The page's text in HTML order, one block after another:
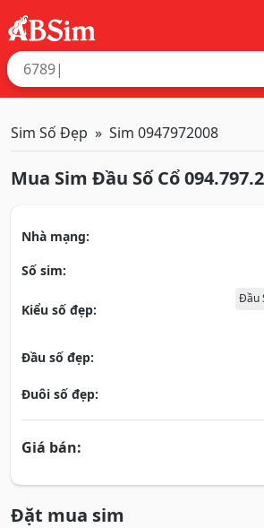
Sim Số Đẹp Sim 0947972008
Mua Sim Đầu Số Cổ
Nhà mạng:
Số sim:
Kiểu số đẹp:
Đầu
Đầu số đẹp:
Đuôi số đẹp:
Giá bán:
Đặt mua sim